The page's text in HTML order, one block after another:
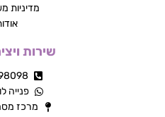
מדיניות
שירות
פנייה
מרכז